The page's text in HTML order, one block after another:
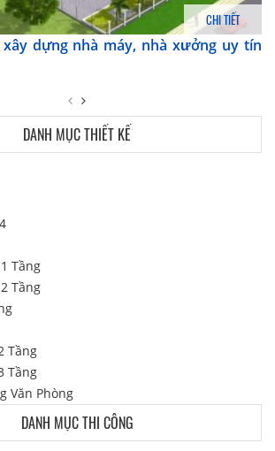
CHI TIẾT
dựng nhà máy, nhà xưởng uy tín
DANH MỤC THIẾT KẾ
Tầng
Tầng
Tầng
Tầng
Văn Phòng
DANH MỤC THI CÔNG